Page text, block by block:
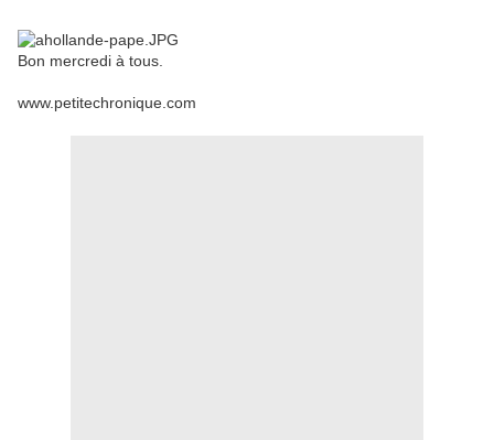
Bon mercredi à tous.
www.petitechronique.com